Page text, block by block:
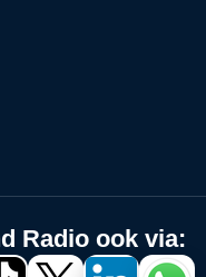
Radio ook via: